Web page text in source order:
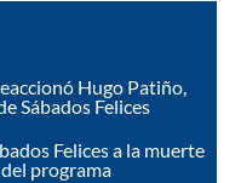
Hugo Patiño,
Sábados Felices
Felices a la muerte
programa